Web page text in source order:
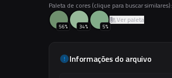
Paleta de cores (clique para buscar similares):
56% 34% 5%
Ver paleta
Informações do arquivo